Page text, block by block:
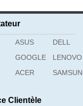
ASUS
DELL
GOOGLE
LENOVO
ACER
Clientèle